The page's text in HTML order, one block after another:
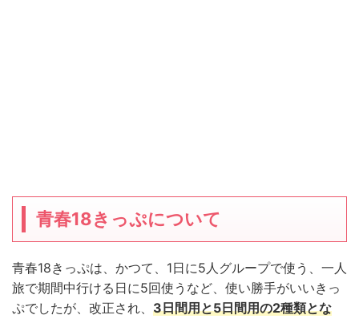
青春18きっぷについて
青春18きっぷは、かつて、1日に5人グループで使う、一人
旅で期間中行ける日に5回使うなど、使い勝手がいいきっ
ぷでしたが、改正され、 3日間用と5日間用の2種類とな